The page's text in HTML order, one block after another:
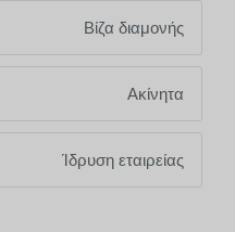
Βίζα διαμονής
Ακίνητα
Ίδρυση εταιρείας